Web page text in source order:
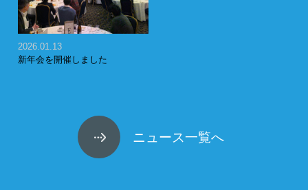
2026.01.13
新年会を開催しました
ニュース一覧へ